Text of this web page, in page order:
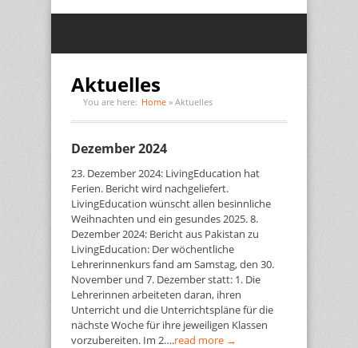
Aktuelles
You are here: Home » Aktuelles
Dezember 2024
23. Dezember 2024: LivingEducation hat
Ferien. Bericht wird nachgeliefert.
LivingEducation wünscht allen besinnliche
Weihnachten und ein gesundes 2025. 8.
Dezember 2024: Bericht aus Pakistan zu
LivingEducation: Der wöchentliche
Lehrerinnenkurs fand am Samstag, den 30.
November und 7. Dezember statt: 1. Die
Lehrerinnen arbeiteten daran, ihren
Unterricht und die Unterrichtspläne für die
nächste Woche für ihre jeweiligen Klassen
vorzubereiten. Im 2….read more →